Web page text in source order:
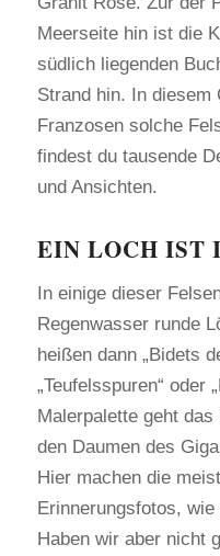
Meerseite hin ist die
südlich liegenden
Strand hin. In diesem
Franzosen solche
findest du tausende
und Ansichten.
EIN LOCH IST
In einige dieser
Regenwasser runde
heißen dann „Bidets
„Teufelsspuren“ oder
Malerpalette geht
den Daumen des
Hier machen die
Erinnerungsfotos,
Haben wir aber nicht